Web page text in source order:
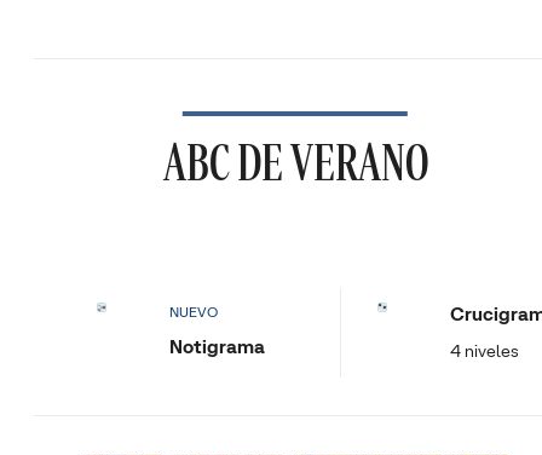
ABC DE VERANO
NUEVO
Notigrama 4 niveles